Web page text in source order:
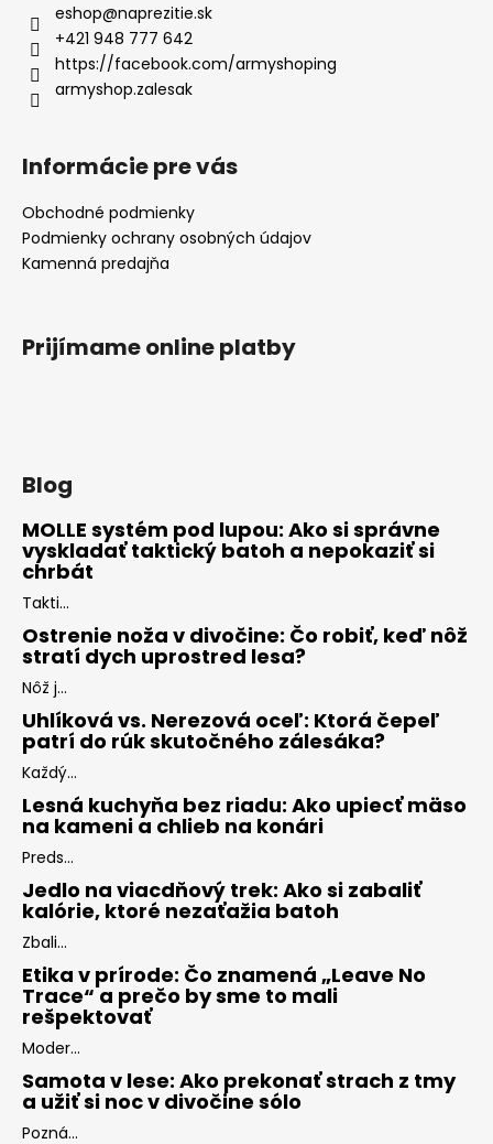
eshop@naprezitie.sk
+421 948 777 642
https://facebook.com/armyshoping
armyshop.zalesak
Informácie pre vás
Obchodné podmienky
Podmienky ochrany osobných údajov
Kamenná predajňa
Prijímame online platby
Blog
MOLLE systém pod lupou: Ako si správne
vyskladať taktický batoh a nepokaziť si
chrbát
Takti...
Ostrenie noža v divočine: Čo robiť, keď nôž
stratí dych uprostred lesa?
Nôž j...
Uhlíková vs. Nerezová oceľ: Ktorá čepeľ
patrí do rúk skutočného zálesáka?
Každý...
Lesná kuchyňa bez riadu: Ako upiecť mäso
na kameni a chlieb na konári
Preds...
Jedlo na viacdňový trek: Ako si zabaliť
kalórie, ktoré nezaťažia batoh
Zbali...
Etika v prírode: Čo znamená „Leave No
Trace“ a prečo by sme to mali
rešpektovať
Moder...
Samota v lese: Ako prekonať strach z tmy
a užiť si noc v divočine sólo
Pozná...